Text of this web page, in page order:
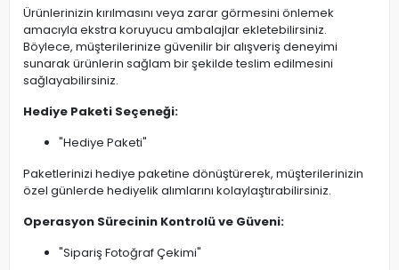
Ürünlerinizin kırılmasını veya zarar görmesini önlemek
amacıyla ekstra koruyucu ambalajlar ekletebilirsiniz.
Böylece, müşterilerinize güvenilir bir alışveriş deneyimi
sunarak ürünlerin sağlam bir şekilde teslim edilmesini
sağlayabilirsiniz.
Hediye Paketi Seçeneği:
"Hediye Paketi"
Paketlerinizi hediye paketine dönüştürerek, müşterilerinizin
özel günlerde hediyelik alımlarını kolaylaştırabilirsiniz.
Operasyon Sürecinin Kontrolü ve Güveni:
"Sipariş Fotoğraf Çekimi"